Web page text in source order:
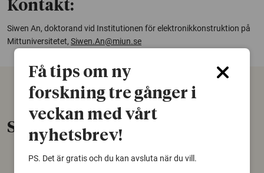
Kontakt:
Siwen An, doktorand vid Institutionen för elektronikkonstruktion på
Mittuniversitetet, Siwen.An@miun.se
Senaste nytt
Få tips om ny
forskning tre gånger i
veckan med vårt
nyhetsbrev!
PS. Det är gratis och du kan avsluta när du vill.